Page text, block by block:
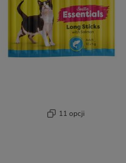
11 opcji